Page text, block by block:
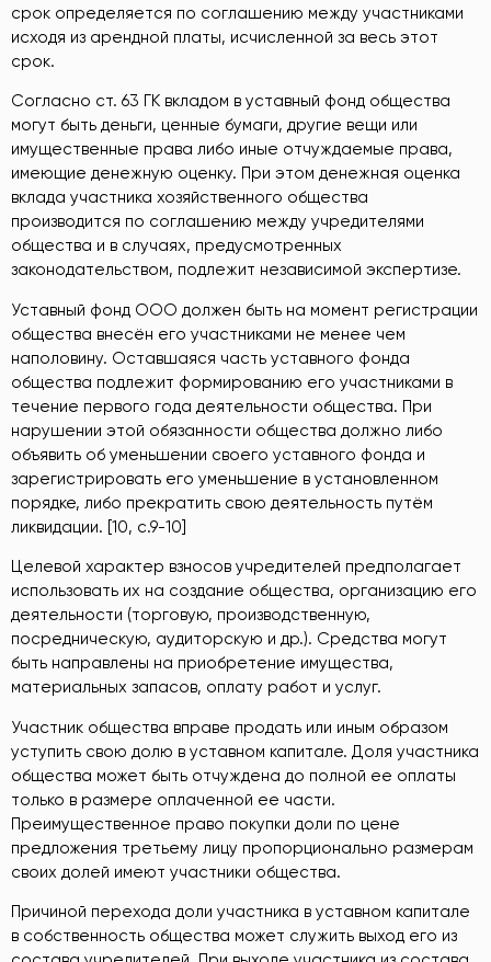
срок определяется по соглашению между участниками
исходя из арендной платы, исчисленной за весь этот
срок.
Согласно ст. 63 ГК вкладом в уставный фонд общества
могут быть деньги, ценные бумаги, другие вещи или
имущественные права либо иные отчуждаемые права,
имеющие денежную оценку. При этом денежная оценка
вклада участника хозяйственного общества
производится по соглашению между учредителями
общества и в случаях, предусмотренных
законодательством, подлежит независимой экспертизе.
Уставный фонд ООО должен быть на момент регистрации
общества внесён его участниками не менее чем
наполовину. Оставшаяся часть уставного фонда
общества подлежит формированию его участниками в
течение первого года деятельности общества. При
нарушении этой обязанности общества должно либо
объявить об уменьшении своего уставного фонда и
зарегистрировать его уменьшение в установленном
порядке, либо прекратить свою деятельность путём
ликвидации. [10, с.9-10]
Целевой характер взносов учредителей предполагает
использовать их на создание общества, организацию его
деятельности (торговую, производственную,
посредническую, аудиторскую и др.). Средства могут
быть направлены на приобретение имущества,
материальных запасов, оплату работ и услуг.
Участник общества вправе продать или иным образом
уступить свою долю в уставном капитале. Доля участника
общества может быть отчуждена до полной ее оплаты
только в размере оплаченной ее части.
Преимущественное право покупки доли по цене
предложения третьему лицу пропорционально размерам
своих долей имеют участники общества.
Причиной перехода доли участника в уставном капитале
в собственность общества может служить выход его из